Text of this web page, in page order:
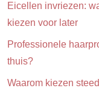
Eicellen invriezen:
kiezen voor later
Professionele
thuis?
Waarom kiezen